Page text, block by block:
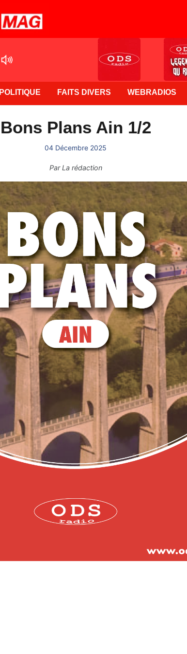
POLITIQUE FAITS DIVERS WEBRADIOS
Bons Plans Ain 1/2
04 Décembre 2025
ParLa rédaction